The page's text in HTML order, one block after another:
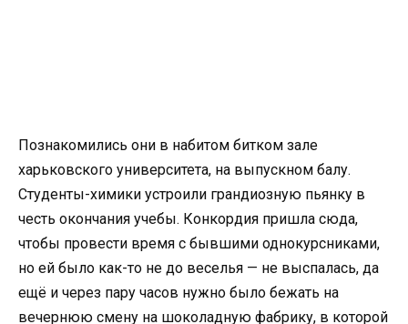
Познакомились они в набитом битком зале
харьковского университета, на выпускном балу.
Студенты-химики устроили грандиозную пьянку в
честь окончания учебы. Конкордия пришла сюда,
чтобы провести время с бывшими однокурсниками,
но ей было как-то не до веселья — не выспалась, да
ещё и через пару часов нужно было бежать на
вечернюю смену на шоколадную фабрику, в которой